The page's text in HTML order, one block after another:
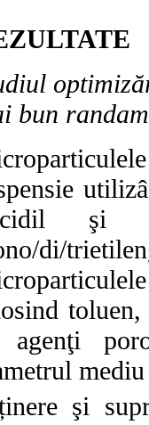
bun
şi
di/
toluen,
agenţi
şi